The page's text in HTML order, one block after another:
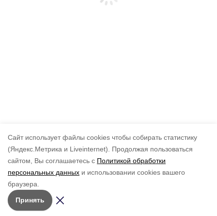
Cайт использует файлы cookies чтобы собирать статистику
(Яндекс.Метрика и Liveinternet).
Продолжая пользоваться
сайтом, Вы соглашаетесь с Политикой обработки
персональных данных и использовании cookies вашего
браузера.
Принять